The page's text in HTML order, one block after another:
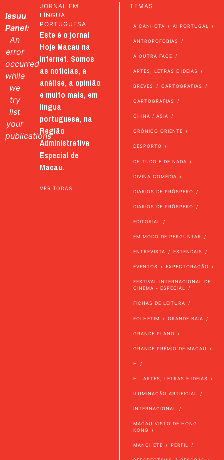
Issuu
Panel:
An
error
occurred
while
we
try
list
your
publications
JORNAL EM
LÍNGUA
PORTUGUESA
Este é o jornal
Hoje Macau na
internet. Somos
as notícias, a
análise, a opinião
e muito mais, em
língua
portuguesa, na
Região
Administrativa
Especial de
Macau.
VER TODAS
TEMAS
A CANHOTA AI PORTUGAL
ANTROPOFOBIAS
A OUTRA FACE
ARTES, LETRAS E IDEIAS
BREVES CARTOGRAFIAS
CARTOGRAFIAS
CHINA / ÁSIA
CRÓNICO ORIENTE
DESPORTO
DE TUDO E DE NADA
DIVINA COMÉDIA
DIÁRIOS DE PRÓSPERO
DIÁRIOS DE PRÓSPERO
EDITORIAL
EM MODO DE PERGUNTAR
ENTREVISTA ESTENDAIS
EVENTOS EXPECTORAÇÃO
FESTIVAL INTERNACIONAL DE
CINEMA - ESPECIAL
FICHAS DE LEITURA
FOLHETIM GRANDE BAÍA
GRANDE PLANO
GRANDE PRÉMIO DE MACAU
H
H | ARTES, LETRAS E IDEIAS
ILUMINAÇÃO ARTIFICIAL
INTERNACIONAL
MACAU VISTO DE HONG
KONG
MANCHETE PERFIL